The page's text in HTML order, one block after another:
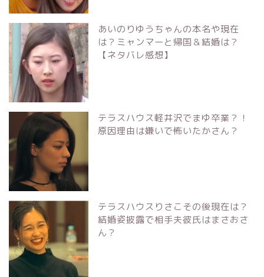
あいのりゆうちゃんの本名や現在
は？ミャンマーと帰国＆結婚は？
【ネタバレ感想】
テラスハウス軽井沢でまゆ卒業？！
原因理由は嫌いで怖いたかさん？
テラスハウスりさこその後現在は？
結婚姿披露で相手夫彼氏はまさおさ
ん？